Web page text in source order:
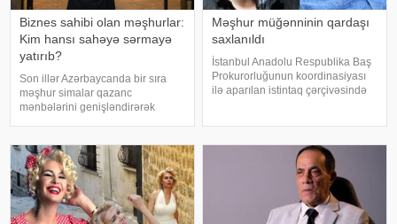
Biznes sahibi olan məşhurlar:
Kim hansı sahəyə sərmayə
yatırıb?
Son illər Azərbaycanda bir sıra
məşhur simalar qazanc
mənbələrini genişləndirərək
restoran, kafe, geyim, gözəllik və
qida sektorunda fəaliyyət
göstərən, öz adları il
Məşhur müğənninin qardaşı
saxlanıldı
İstanbul Anadolu Respublika Baş
Prokurorluğunun koordinasiyası
ilə aparılan istintaq çərçivəsində
vaxtda həyata keçirilə